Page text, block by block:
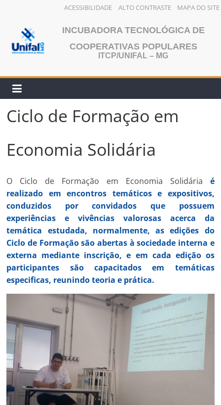
ACESSIBILIDADE ALTO CONTRASTE MAPA DO SITE
conteúdo
INCUBADORA TECNOLÓGICA DE
COOPERATIVAS POPULARES
ITCP/UNIFAL – MG
Ciclo de Formação em
Economia Solidária
O Ciclo de Formação em Economia Solidária é
realizado em encontros temáticos e expositivos,
conduzidos por convidados que possuem
experiências e vivências valorosas acerca da
temática estudada, normalmente, as edições do
Ciclo de Formação são abertas à sociedade interna e
externa mediante inscrição, e em cada edição os
participantes são capacitados em temáticas
especificas, reunindo teoria e prática.